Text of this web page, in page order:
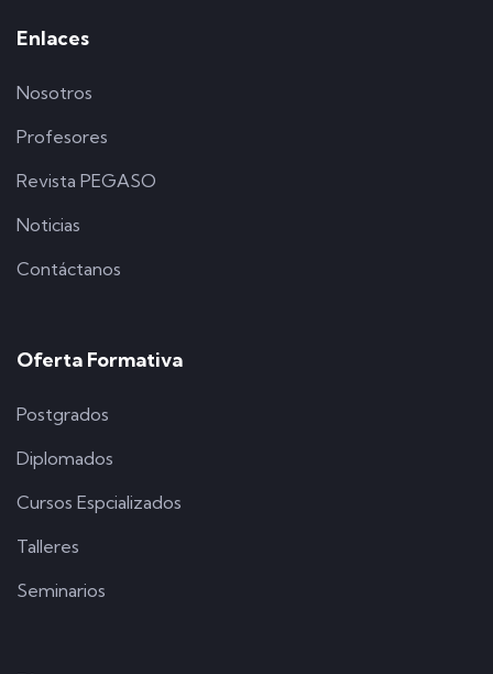
Enlaces
Nosotros
Profesores
Revista PEGASO
Noticias
Contáctanos
Oferta Formativa
Postgrados
Diplomados
Cursos Espcializados
Talleres
Seminarios